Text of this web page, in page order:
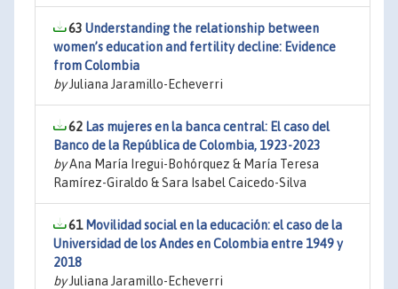
63 Understanding the relationship between
women’s education and fertility decline: Evidence
from Colombia
byJuliana Jaramillo-Echeverri
62 Las mujeres en la banca central: El caso del
Banco de la República de Colombia, 1923-2023
byAna María Iregui-Bohórquez & María Teresa
Ramírez-Giraldo & Sara Isabel Caicedo-Silva
61 Movilidad social en la educación: el caso de la
Universidad de los Andes en Colombia entre 1949 y
2018
byJuliana Jaramillo-Echeverri